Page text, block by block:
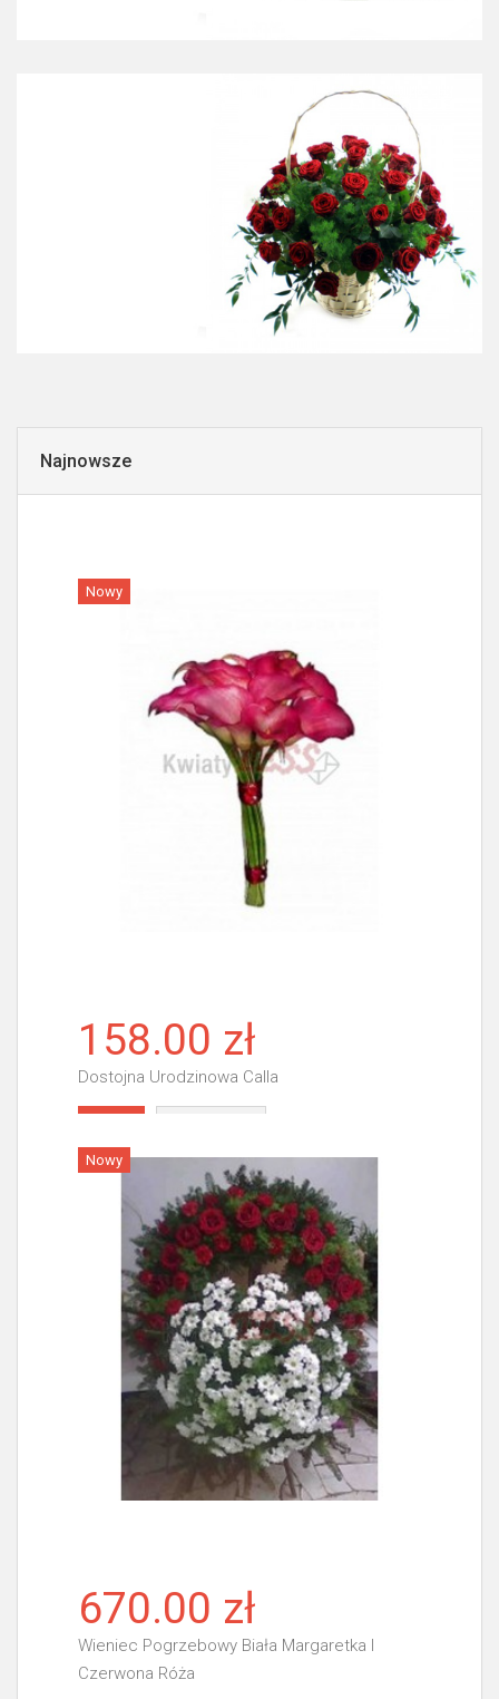
Najnowsze
Nowy
158.00 zł
Dostojna Urodzinowa Calla
Nowy
670.00 zł
Wieniec Pogrzebowy Biała Margaretka I
Czerwona Róża